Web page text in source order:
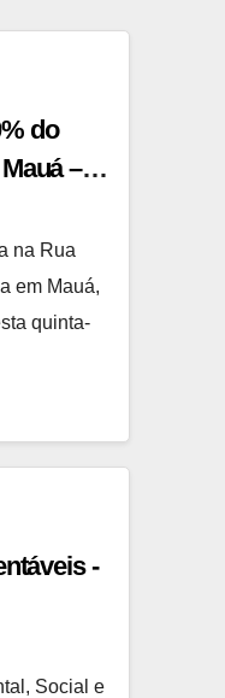
do
–
na Rua
em Mauá,
quinta-
​​-
Social e